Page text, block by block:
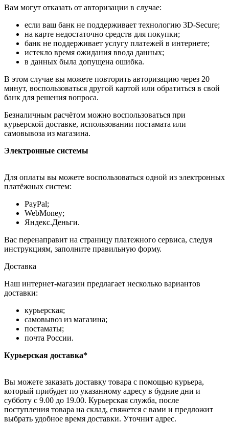
Вам могут отказать от авторизации в случае:
если ваш банк не поддерживает технологию 3D-Secure;
на карте недостаточно средств для покупки;
банк не поддерживает услугу платежей в интернете;
истекло время ожидания ввода данных;
в данных была допущена ошибка.
В этом случае вы можете повторить авторизацию через 20
минут, воспользоваться другой картой или обратиться в свой
банк для решения вопроса.
Безналичным расчётом можно воспользоваться при
курьерской доставке, использовании постамата или
самовывоза из магазина.
Электронные системы
Для оплаты вы можете воспользоваться одной из электронных
платёжных систем:
PayPal;
WebMoney;
Яндекс.Деньги.
Вас перенаправит на страницу платежного сервиса, следуя
инструкциям, заполните правильную форму.
Доставка
Наш интернет-магазин предлагает несколько вариантов
доставки:
курьерская;
самовывоз из магазина;
постаматы;
почта России.
Курьерская доставка*
Вы можете заказать доставку товара с помощью курьера,
который прибудет по указанному адресу в будние дни и
субботу с 9.00 до 19.00. Курьерская служба, после
поступления товара на склад, свяжется с вами и предложит
выбрать удобное время доставки. Уточнит адрес.